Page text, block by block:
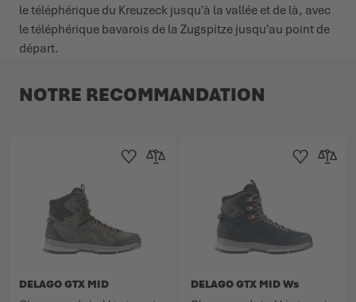
le téléphérique du Kreuzeck jusqu'à la vallée et de là, avec
le téléphérique bavarois de la Zugspitze jusqu'au point de
départ.
NOTRE RECOMMANDATION
DELAGO GTX MID
Ajouter à la liste d'achats
Ajouter au comparateur
DELAGO GTX MID Ws
Ajouter à la
Ajouter